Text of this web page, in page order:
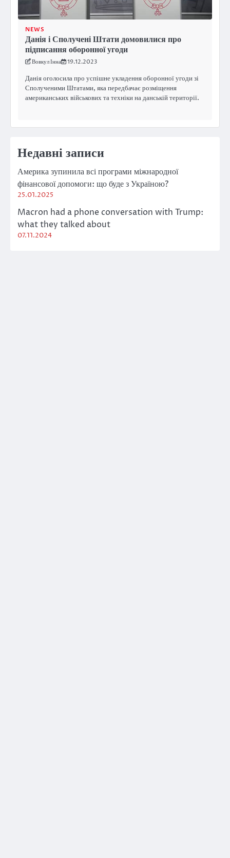
NEWS
Данія і Сполучені Штати домовилися про
підписання оборонної угоди
Вовкул Інна 19.12.2023
Данія оголосила про успішне укладення оборонної угоди зі
Сполученими Штатами, яка передбачає розміщення
американських військових та техніки на данській території.
Недавні записи
Америка зупинила всі програми міжнародної
фінансової допомоги: що буде з Україною?
25.01.2025
Macron had a phone conversation with Trump:
what they talked about
07.11.2024